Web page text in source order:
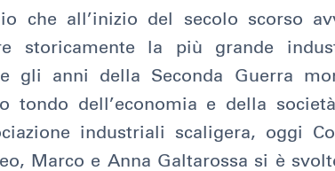
che all’inizio del secolo scorso
storicamente la più grande
gli anni della Seconda Guerra
tondo dell’economia e della
industriali scaligera, oggi
Marco e Anna Galtarossa si è